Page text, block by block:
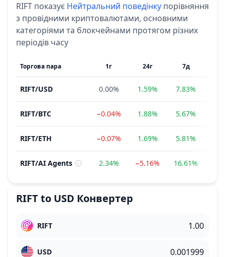
RIFT показує Нейтральний поведінку порівняння
з провідними криптовалютами, основними
категоріями та блокчейнами протягом різних
періодів часу
Торгова пара 1г 24г 7д
RIFT/USD 0.00% 1.59% 7.83%
RIFT/BTC −0.04% 1.88% 5.67%
RIFT/ETH −0.07% 1.69% 5.81%
RIFT/AI Agents 2.34% −5.16% 16.61%
RIFTto USD Конвертер
RIFT
USD